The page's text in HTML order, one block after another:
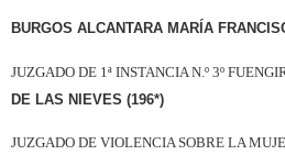
BURGOS ALCANTARA MARÍA
JUZGADO DE 1ª INSTANCIA N.º 3º
DE LAS NIEVES (196*)
JUZGADO DE VIOLENCIA SOBRE LA